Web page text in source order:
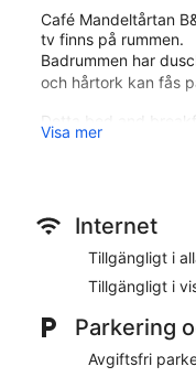
Café Mandeltårtan
tv finns på rummen.
Badrummen har
och hårtork kan fås
Detta bed and
Fritidsaktiviteterna
wi-fi på rummet och
Restaurangalternativ
Kontinental frukost
kafé.
Visa mer
Internet
Tillgängligt i
Tillgängligt i
Parkering
Avgiftsfri